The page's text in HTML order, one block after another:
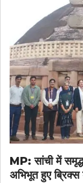
MP: सांची में
अभिभूत हुए